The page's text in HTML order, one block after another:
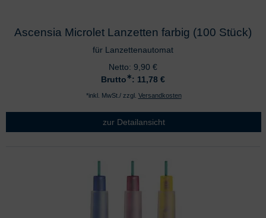
Ascensia Microlet Lanzetten farbig (100 Stück)
für Lanzettenautomat
Netto: 9,90 €
Brutto∗: 11,78 €
*inkl. MwSt./ zzgl. Versandkosten
zur Detailansicht